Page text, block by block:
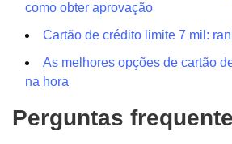
como obter aprovação
Cartão de crédito limite 7 mil:
As melhores opções de cartão
na hora
Perguntas